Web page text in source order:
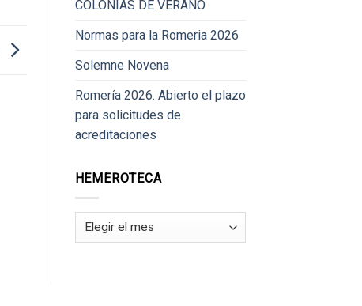
COLONIAS DE VERANO
Normas para la Romeria 2026
Solemne Novena
Romería 2026. Abierto el plazo
para solicitudes de
acreditaciones
HEMEROTECA
Hemeroteca